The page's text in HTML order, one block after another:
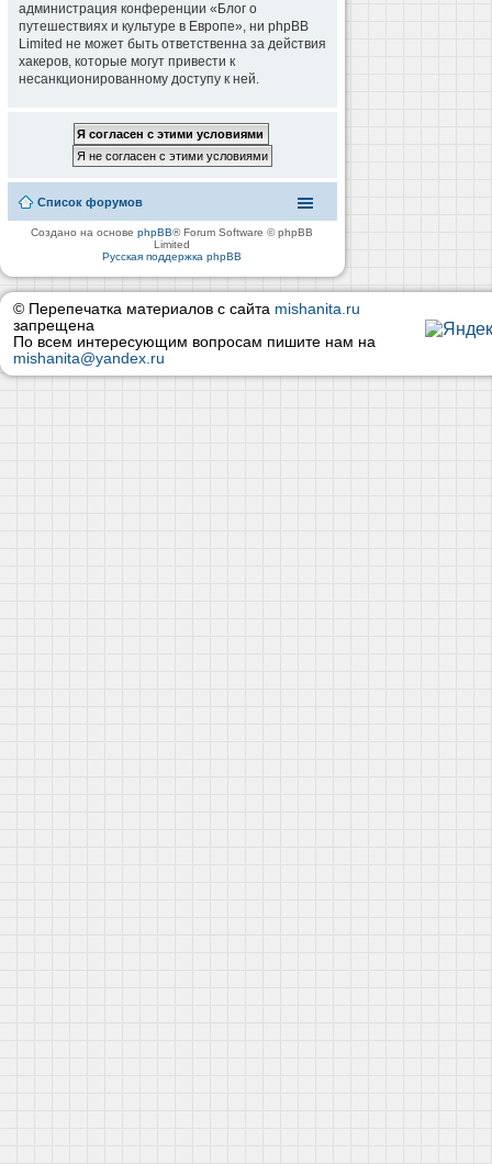
администрация конференции «Блог о
путешествиях и культуре в Европе», ни phpBB
Limited не может быть ответственна за действия
хакеров, которые могут привести к
несанкционированному доступу к ней.
Список форумов
Создано на основеphpBB® Forum Software © phpBB
Limited
Русская поддержка phpBB
© Перепечатка материалов с сайта mishanita.ru
запрещена
По всем интересующим вопросам пишите нам на
mishanita@yandex.ru